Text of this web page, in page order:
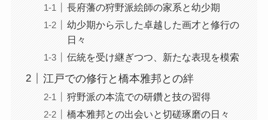
長府藩の狩野派絵師の家系と幼少期
幼少期から示した卓越した画才と修行の
日々
伝統を受け継ぎつつ、新たな表現を模索
江戸での修行と橋本雅邦との絆
狩野派の本流での研鑽と技の習得
橋本雅邦との出会いと切磋琢磨の日々